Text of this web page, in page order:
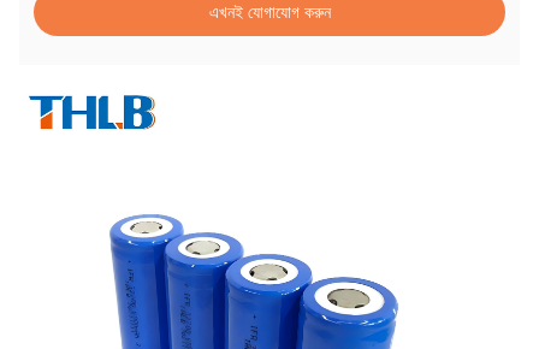
এখনই যোগাযোগ করুন